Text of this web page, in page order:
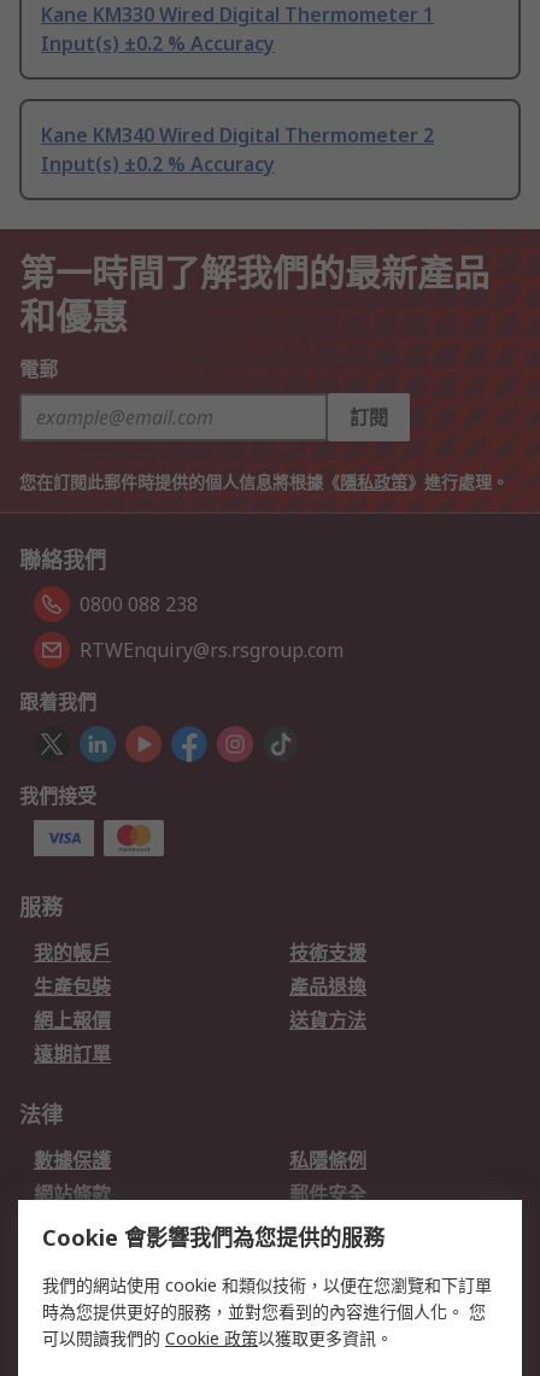
Kane KM330 Wired Digital Thermometer 1
Input(s) ±0.2 % Accuracy
Kane KM340 Wired Digital Thermometer 2
Input(s) ±0.2 % Accuracy
第一時間了解我們的最新產品
和優惠
電郵
訂閱
您在訂閱此郵件時提供的個人信息將根據《隱私政策》進行處理。
聯絡我們
0800 088 238
RTWEnquiry@rs.rsgroup.com
跟着我們
我們接受
服務
我的帳戶
技術支援
生產包裝
產品退換
網上報價
送貨方法
遠期訂單
法律
數據保護
私隱條例
網站條款
郵件安全
销售条款和条件
關於RS
RS的歷史
關於RS
Cookie 會影響我們為您提供的服務
我們的網站使用 cookie 和類似技術，以便在您瀏覽和下訂單
時為您提供更好的服務，並對您看到的內容進行個人化。 您
可以閱讀我們的 Cookie 政策以獲取更多資訊。